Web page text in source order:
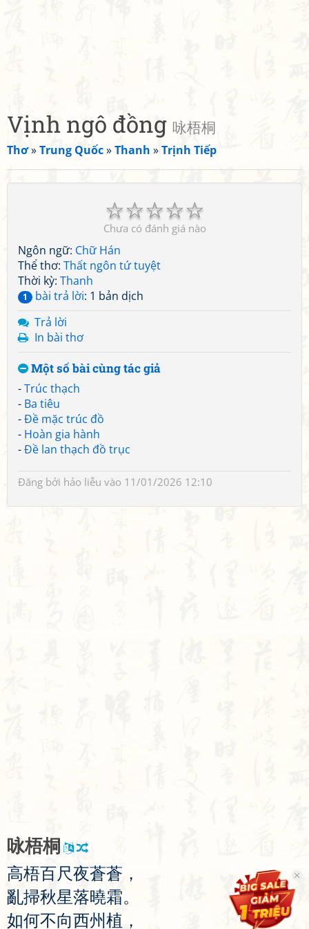
Vịnh ngô đồng 咏梧桐
Thơ»Trung Quốc»Thanh »Trịnh Tiếp
☆
☆
☆
☆
☆
Chưa có đánh giá nào
Ngôn ngữ: Chữ Hán
Thể thơ: Thất ngôn tứ tuyệt
Thời kỳ: Thanh
1 bài trả lời: 1 bản dịch
Trả lời
In bài thơ
Một số bài cùng tác giả
-Trúc thạch
- Ba tiêu
-Đề mặc trúc đồ
- Hoàn gia hành
-Đề lan thạch đồ trục
Đăng bởi hảo liễu vào 11/01/2026 12:10
咏梧桐
高梧百尺夜蒼蒼 ，
亂掃秋星落曉霜。
如何不向西州植 ，